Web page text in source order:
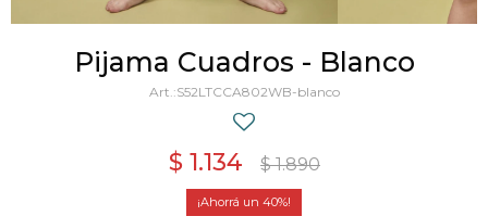
Pijama Cuadros - Blanco
S52LTCCA802WB-blanco
$ 1.134 $ 1.890
40